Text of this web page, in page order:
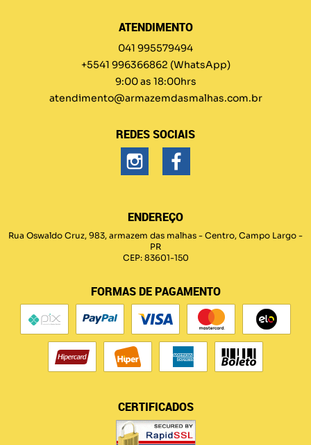
ATENDIMENTO
041 995579494
+5541 996366862 (WhatsApp)
9:00 as 18:00hrs
atendimento@armazemdasmalhas.com.br
REDES SOCIAIS
ENDEREÇO
Rua Oswaldo Cruz, 983, armazem das malhas - Centro, Campo Largo -
PR
CEP: 83601-150
FORMAS DE PAGAMENTO
CERTIFICADOS